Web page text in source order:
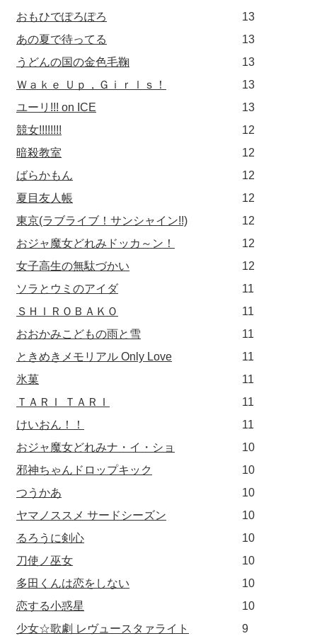
おもひでぽろぽろ
13
あの夏で待ってる
13
うどんの国の金色毛鞠
13
Ｗａｋｅ Ｕｐ，Ｇｉｒｌｓ！
13
ユーリ!!! on ICE
13
競女!!!!!!!!
12
暗殺教室
12
ばらかもん
12
夏目友人帳
12
東京(ラブライブ！サンシャイン!!)
12
おジャ魔女どれみドッカ～ン！
12
女子高生の無駄づかい
12
ソラとウミのアイダ
11
ＳＨＩＲＯＢＡＫＯ
11
おおかみこどもの雨と雪
11
ときめきメモリアル Only Love
11
氷菓
11
ＴＡＲＩ ＴＡＲＩ
11
けいおん！！
11
おジャ魔女どれみナ・イ・ショ
10
邪神ちゃんドロップキック
10
つうかあ
10
ヤマノススメ サードシーズン
10
るろうに剣心
10
刀使ノ巫女
10
多田くんは恋をしない
10
恋する小惑星
10
少女☆歌劇 レヴュースタァライト
9